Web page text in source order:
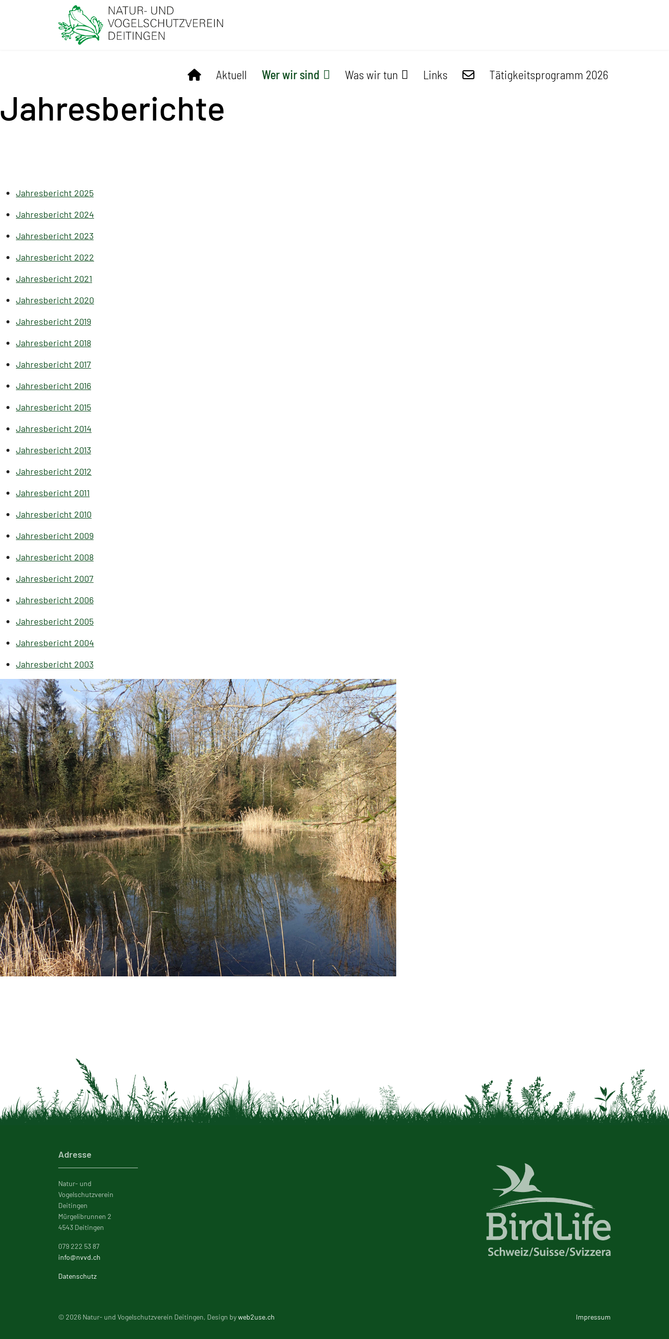
Aktuell Wer wir sind Was wir tun Links Tätigkeitsprogramm 2026
Jahresberichte
Jahresbericht 2025
Jahresbericht 2024
Jahresbericht 2023
Jahresbericht 2022
Jahresbericht 2021
Jahresbericht 2020
Jahresbericht 2019
Jahresbericht 2018
Jahresbericht 2017
Jahresbericht 2016
Jahresbericht 2015
Jahresbericht 2014
Jahresbericht 2013
Jahresbericht 2012
Jahresbericht 2011
Jahresbericht 2010
Jahresbericht 2009
Jahresbericht 2008
Jahresbericht 2007
Jahresbericht 2006
Jahresbericht 2005
Jahresbericht 2004
Jahresbericht 2003
Adresse
Natur- und
Vogelschutzverein
Deitingen
Mürgelibrunnen 2
4543 Deitingen
079 222 53 87
info@nvvd.ch
Datenschutz
© 2026 Natur- und Vogelschutzverein Deitingen, Design byweb2use.ch Impressum